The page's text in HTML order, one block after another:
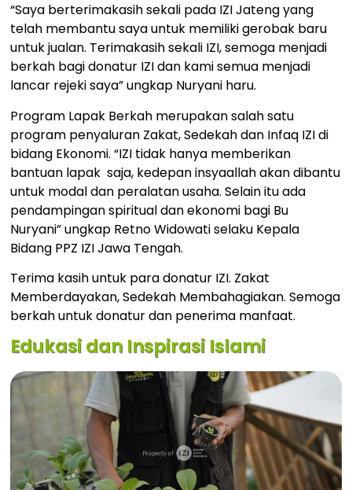
“Saya berterimakasih sekali pada IZI Jateng yang
telah membantu saya untuk memiliki gerobak baru
untuk jualan. Terimakasih sekali IZI, semoga menjadi
berkah bagi donatur IZI dan kami semua menjadi
lancar rejeki saya” ungkap Nuryani haru.
Program Lapak Berkah merupakan salah satu
program penyaluran Zakat, Sedekah dan Infaq IZI di
bidang Ekonomi. “IZI tidak hanya memberikan
bantuan lapak saja, kedepan insyaallah akan dibantu
untuk modal dan peralatan usaha. Selain itu ada
pendampingan spiritual dan ekonomi bagi Bu
Nuryani” ungkap Retno Widowati selaku Kepala
Bidang PPZ IZI Jawa Tengah.
Terima kasih untuk para donatur IZI. Zakat
Memberdayakan, Sedekah Membahagiakan. Semoga
berkah untuk donatur dan penerima manfaat.
Edukasi dan Inspirasi Islami